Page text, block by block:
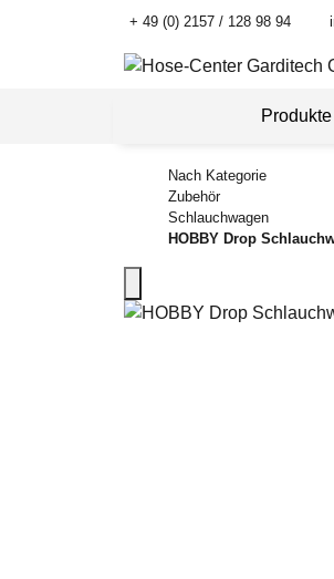
+ 49 (0) 2157 / 128 98 94
Produkte
Nach Kategorie
Zubehör
Schlauchwagen
HOBBY Drop